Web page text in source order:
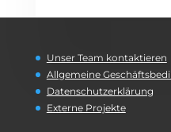
Unser Team kontaktieren
Allgemeine
Datenschutzerklärung
Externe Projekte